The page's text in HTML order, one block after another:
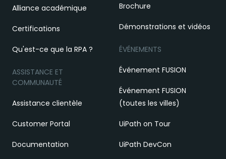
Alliance académique
Certifications
Qu'est-ce que la RPA ?
ASSISTANCE ET
COMMUNAUTÉ
Assistance clientèle
Customer Portal
Documentation
Brochure
Démonstrations et vidéos
ÉVÉNEMENTS
Événement FUSION
Événement FUSION
(toutes les villes)
UiPath on Tour
UiPath DevCon